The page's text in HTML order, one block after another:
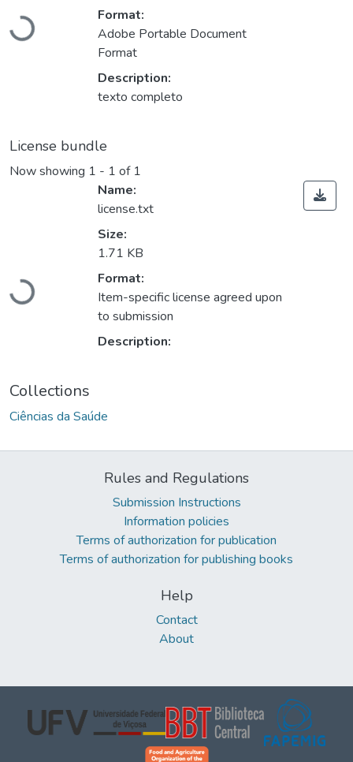
Loading...
Format:
Adobe Portable Document
Format
Description:
texto completo
License bundle
Now showing 1 - 1 of 1
Loading...
Name:
license.txt
Size:
1.71 KB
Format:
Item-specific license agreed upon
to submission
Description:
Collections
Ciências da Saúde
Rules and Regulations
Submission Instructions
Information policies
Terms of authorization for publication
Terms of authorization for publishing books
Help
Contact
About